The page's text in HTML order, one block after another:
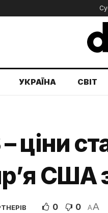
УКРАЇНА СВІТ
ціни
США
0 0 AA